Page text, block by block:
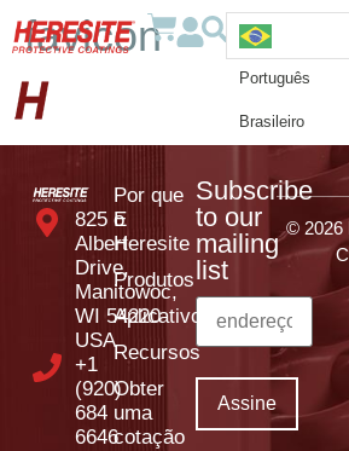
Português
Brasileiro
favicon
825 E
Albert
Drive,
Manitowoc,
WI 54220
USA
+1
(920)
684
6646
Por que
o
Heresite
Produtos
Aplicativos
Recursos
Obter
uma
cotação
Subscribe
to our
mailing
list
© 2026